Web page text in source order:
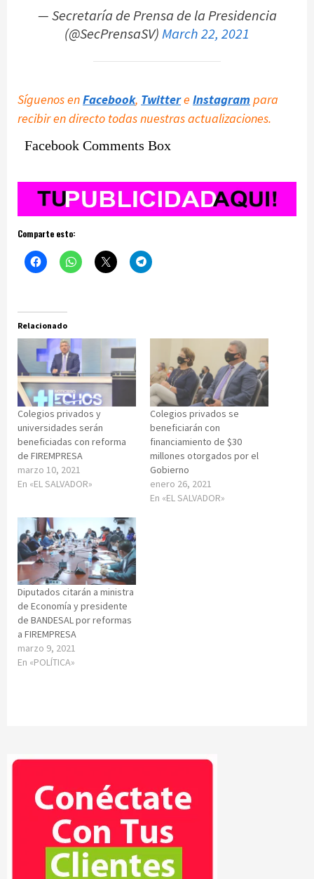
— Secretaría de Prensa de la Presidencia
(@SecPrensaSV)March 22, 2021
Síguenos enFacebook, Twittere Instagram para
recibir en directo todas nuestras actualizaciones.
Facebook Comments Box
Comparte esto:
Relacionado
Colegios privados y
universidades serán
beneficiadas con reforma
de FIREMPRESA
marzo 10, 2021
En «EL SALVADOR»
Colegios privados se
beneficiarán con
financiamiento de $30
millones otorgados por el
Gobierno
enero 26, 2021
En «EL SALVADOR»
Diputados citarán a ministra
de Economía y presidente
de BANDESAL por reformas
a FIREMPRESA
marzo 9, 2021
En «POLÍTICA»